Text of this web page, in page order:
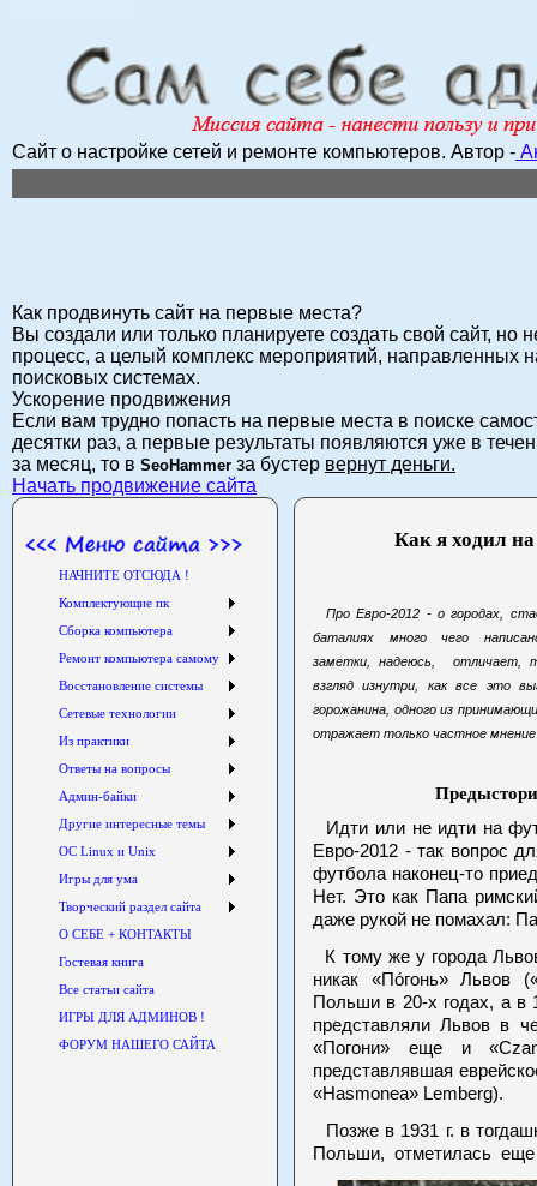
Сайт о настройке сетей и ремонте компьютеров. Автор -
Как продвинуть сайт на первые места?
Вы создали или только планируете создать свой сайт, но
процесс, а целый комплекс мероприятий, направленных
поисковых системах.
Ускорение продвижения
Если вам трудно попасть на первые места в поиске
десятки раз, а первые результаты появляются уже в
за месяц, то в SeoHammer за бустер вернут деньги.
Начать продвижение сайта
НАЧНИТЕ ОТСЮДА !
Комплектующие пк
Сборка компьютера
Ремонт компьютера самому
Восстановление системы
Сетевые технологии
Из практики
Ответы на вопросы
Админ-байки
Другие интересные темы
ОС Linux и Unix
Игры для ума
Творческий раздел сайта
О СЕБЕ + КОНТАКТЫ
Гостевая книга
Все статьи сайта
ИГРЫ ДЛЯ АДМИНОВ !
ФОРУМ НАШЕГО САЙТА
Как я ходил
Про Евро-2012 - о городах,
баталиях много чего
заметки, надеюсь, отличает,
взгляд изнутри, как все это
горожанина, одного из
отражает только частное
Идти или не идти на
Евро-2012 - так вопрос
футбола наконец-то
Нет. Это как Папа
даже рукой не помахал:
К тому же у города
никак «По́гонь» Львов
Польши в 20-х годах, а в
представляли Львов в
«Погони» еще и
представлявшая
«Hasmonea» Lemberg).
Позже в 1931 г. в
Польши, отметилась еще